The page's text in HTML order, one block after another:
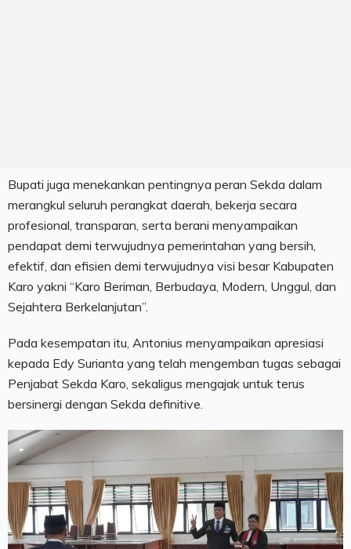
Bupati juga menekankan pentingnya peran Sekda dalam
merangkul seluruh perangkat daerah, bekerja secara
profesional, transparan, serta berani menyampaikan
pendapat demi terwujudnya pemerintahan yang bersih,
efektif, dan efisien demi terwujudnya visi besar Kabupaten
Karo yakni “Karo Beriman, Berbudaya, Modern, Unggul, dan
Sejahtera Berkelanjutan”.
Pada kesempatan itu, Antonius menyampaikan apresiasi
kepada Edy Surianta yang telah mengemban tugas sebagai
Penjabat Sekda Karo, sekaligus mengajak untuk terus
bersinergi dengan Sekda definitive.